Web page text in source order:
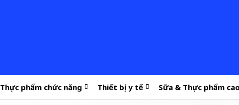
Thực phẩm chức năng Thiết bị y tế Sữa & Thực phẩm